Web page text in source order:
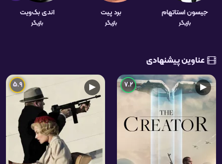
جیسون استاتهام
بازیگر
برد پیت
بازیگر
اندی بک‌ویت
بازیگر
عناوین پیشنهادی
▶
7.2
▶
5.9